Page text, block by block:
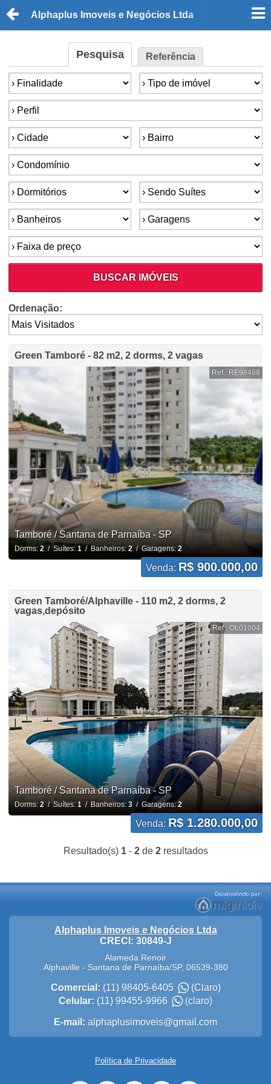
Alphaplus Imoveis e Negócios Ltda
Pesquisa Referência
Finalidade: Tipo de imóvel:
Perfil:
Cidade: Bairro:
Condomínios:
Dormitórios: Suítes:
Banheiros: Garagens:
Faixa de preço:
BUSCAR IMÓVEIS
Ordenação:
Green Tamboré - 82 m2, 2 dorms, 2 vagas
Ref.: RE98488
Tamboré / Santana de Parnaíba - SP
Dorms: 2/ Suítes: 1/ Banheiros:2/ Garagens: 2
Venda: R$ 900.000,00
Green Tamboré/Alphaville - 110 m2, 2 dorms, 2
vagas,depósito
Ref.: OL01004
Tamboré / Santana de Parnaíba - SP
Dorms: 2/ Suítes: 1/ Banheiros: 3/ Garagens:2
Venda: R$ 1.280.000,00
Resultado(s) 1- 2de 2resultados
Alphaplus Imoveis e Negócios Ltda
CRECI: 30849-J
Alameda Renoir
Alphaville- Santana de Parnaíba/SP, 06539-380
Comercial: (11) 98405-6405
(Claro)
Celular: (11) 99455-9966 (claro)
E-mail: alphaplusimoveis@gmail.com
Política de Privacidade